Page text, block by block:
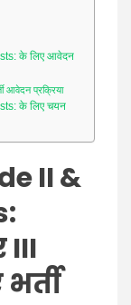
के लिए आवेदन
आवेदन प्रक्रिया
के लिए चयन
II &
III